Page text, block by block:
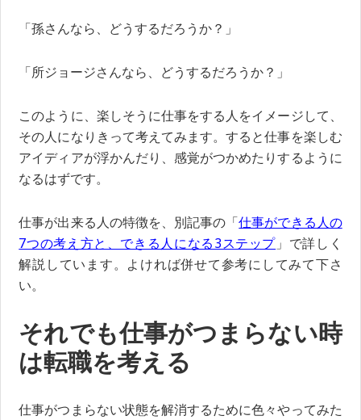
「孫さんなら、どうするだろうか？」
「所ジョージさんなら、どうするだろうか？」
このように、楽しそうに仕事をする人をイメージして、
その人になりきって考えてみます。すると仕事を楽しむ
アイディアが浮かんだり、感覚がつかめたりするように
なるはずです。
仕事が出来る人の特徴を、別記事の「仕事ができる人の
7つの考え方と、できる人になる3ステップ 」で詳しく
解説しています。よければ併せて参考にしてみて下さ
い。
それでも仕事がつまらない時
は転職を考える
仕事がつまらない状態を解消するために色々やってみた